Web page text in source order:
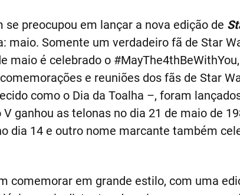
preocupou em lançar a nova edição de
maio. Somente um verdadeiro fã de Star
maio é celebrado o
e reuniões dos fãs de Star
como o Dia da Toalha –, foram
ganhou as telonas no dia 21 de maio de
dia 14 e outro nome marcante também
comemorar em grande estilo, com uma